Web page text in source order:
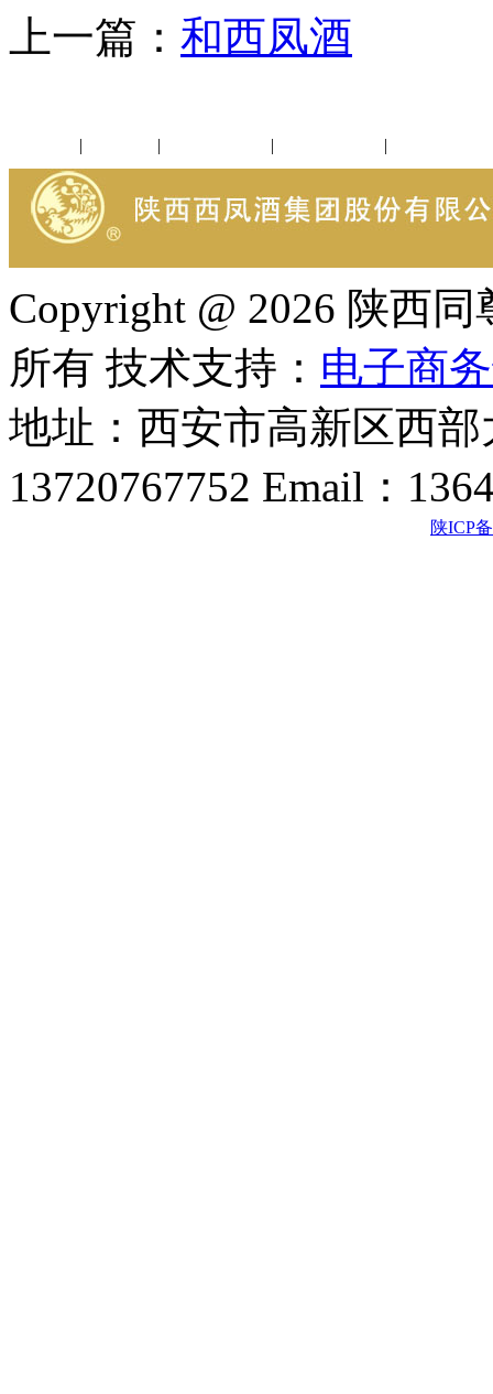
上一篇： 和西凤酒
| | | |
Copyright @ 2026 陕西
所有 技术支持： 电子商
地址：西安市高新区西
13720767752 Email：
陕ICP